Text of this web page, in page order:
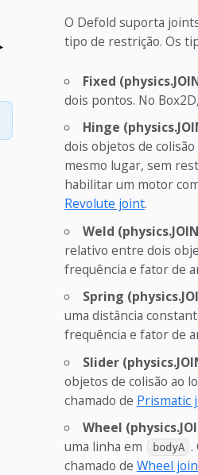
O Defold suporta
tipo de restrição. Os
Fixed
dois pontos. No
Hinge
dois objetos de
mesmo lugar, sem
habilitar um motor
Revolute joint.
Weld
relativo entre dois
frequência e fator de
Spring
uma distância
frequência e fator de
Slider
objetos de colisão ao
chamado de Prismatic
Wheel
uma linha em
bodyA .
chamado de Wheel